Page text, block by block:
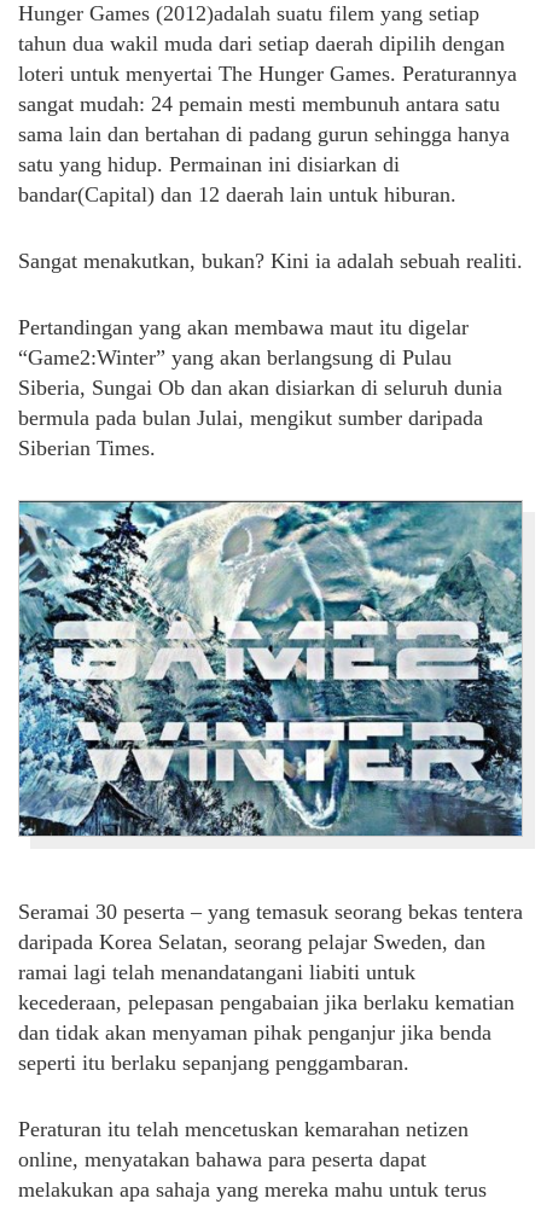
Hunger Games (2012)adalah suatu filem yang setiap
tahun dua wakil muda dari setiap daerah dipilih dengan
loteri untuk menyertai The Hunger Games. Peraturannya
sangat mudah: 24 pemain mesti membunuh antara satu
sama lain dan bertahan di padang gurun sehingga hanya
satu yang hidup. Permainan ini disiarkan di
bandar(Capital) dan 12 daerah lain untuk hiburan.
Sangat menakutkan, bukan? Kini ia adalah sebuah realiti.
Pertandingan yang akan membawa maut itu digelar
“Game2:Winter” yang akan berlangsung di Pulau
Siberia, Sungai Ob dan akan disiarkan di seluruh dunia
bermula pada bulan Julai, mengikut sumber daripada
Siberian Times.
Seramai 30 peserta – yang temasuk seorang bekas tentera
daripada Korea Selatan, seorang pelajar Sweden, dan
ramai lagi telah menandatangani liabiti untuk
kecederaan, pelepasan pengabaian jika berlaku kematian
dan tidak akan menyaman pihak penganjur jika benda
seperti itu berlaku sepanjang penggambaran.
Peraturan itu telah mencetuskan kemarahan netizen
online, menyatakan bahawa para peserta dapat
melakukan apa sahaja yang mereka mahu untuk terus